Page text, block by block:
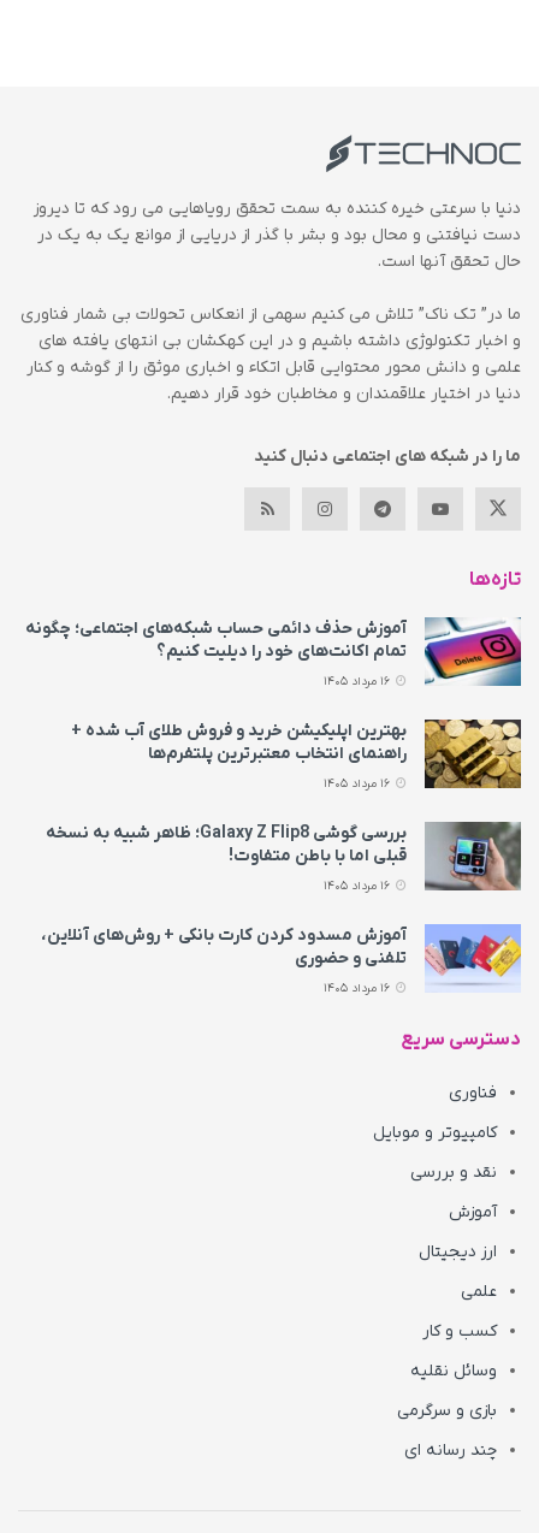
دنیا با سرعتی خیره کننده به سمت تحقق رویاهایی می رود که تا دیروز
دست نیافتنی و محال بود و بشر با گذر از دریایی از موانع یک به یک در
حال تحقق آنها است.
ما در” تک ناک” تلاش می کنیم سهمی از انعکاس تحولات بی شمار فناوری
و اخبار تکنولوژی داشته باشیم و در این کهکشان بی انتهای یافته های
علمی و دانش محور محتوایی قابل اتکاء و اخباری موثق را از گوشه و کنار
دنیا در اختیار علاقمندان و مخاطبان خود قرار دهیم.
ما را در شبکه های اجتماعی دنبال کنید
تازه‌ها
آموزش حذف دائمی حساب شبکه‌های اجتماعی؛ چگونه
تمام اکانت‌های خود را دیلیت کنیم؟
بهترین اپلیکیشن خرید و فروش طلای آب شده +
راهنمای انتخاب معتبرترین پلتفرم‌ها
بررسی گوشی Galaxy Z Flip8؛ ظاهر شبیه به نسخه
قبلی اما با باطن متفاوت!
آموزش مسدود کردن کارت بانکی + روش‌های آنلاین،
تلفنی و حضوری
دسترسی سریع
فناوری
کامپیوتر و موبایل
نقد و بررسی
آموزش
ارز دیجیتال
علمی
کسب و کار
وسائل نقلیه
بازی و سرگرمی
چند رسانه ای